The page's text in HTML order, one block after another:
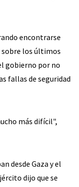
encontrarse
sobre los últimos
gobierno por no
fallas de seguridad
más difícil",
desde Gaza y el
dijo que se